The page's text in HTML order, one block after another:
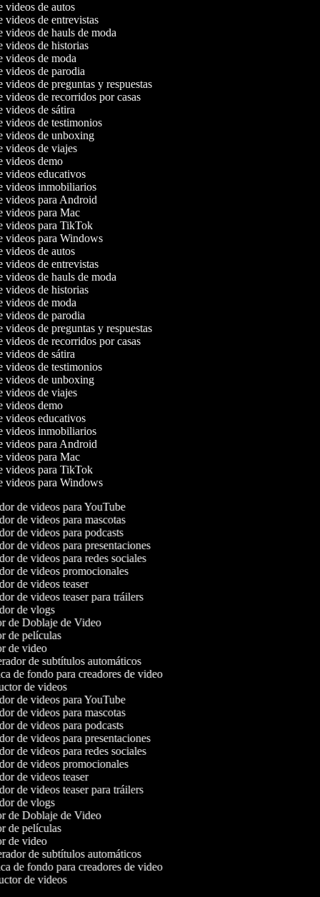
videos de autos
videos de entrevistas
videos de hauls de moda
videos de historias
videos de moda
videos de parodia
videos de preguntas y respuestas
videos de recorridos por casas
videos de sátira
videos de testimonios
videos de unboxing
videos de viajes
videos demo
videos educativos
videos inmobiliarios
videos para Android
videos para Mac
videos para TikTok
videos para Windows
videos de autos
videos de entrevistas
videos de hauls de moda
videos de historias
videos de moda
videos de parodia
videos de preguntas y respuestas
videos de recorridos por casas
videos de sátira
videos de testimonios
videos de unboxing
videos de viajes
videos demo
videos educativos
videos inmobiliarios
videos para Android
videos para Mac
videos para TikTok
videos para Windows
de videos para YouTube
de videos para mascotas
de videos para podcasts
de videos para presentaciones
de videos para redes sociales
de videos promocionales
de videos teaser
de videos teaser para tráilers
de vlogs
de Doblaje de Video
de películas
de video
de subtítulos automáticos
de fondo para creadores de video
de videos
de videos para YouTube
de videos para mascotas
de videos para podcasts
de videos para presentaciones
de videos para redes sociales
de videos promocionales
de videos teaser
de videos teaser para tráilers
de vlogs
de Doblaje de Video
de películas
de video
de subtítulos automáticos
de fondo para creadores de video
de videos